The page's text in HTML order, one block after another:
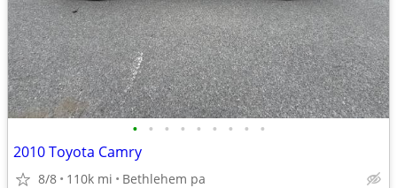
• • • • • • • • •
2010 Toyota Camry
8/8 110k mi Bethlehem pa